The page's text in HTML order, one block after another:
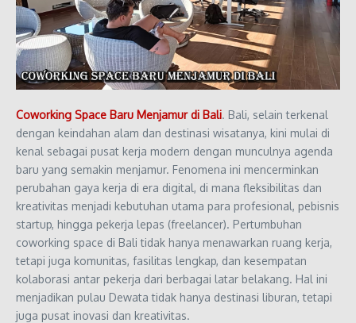
Coworking Space Baru Menjamur di Bali. Bali, selain terkenal
dengan keindahan alam dan destinasi wisatanya, kini mulai di
kenal sebagai pusat kerja modern dengan munculnya agenda
baru yang semakin menjamur. Fenomena ini mencerminkan
perubahan gaya kerja di era digital, di mana fleksibilitas dan
kreativitas menjadi kebutuhan utama para profesional, pebisnis
startup, hingga pekerja lepas (freelancer). Pertumbuhan
coworking space di Bali tidak hanya menawarkan ruang kerja,
tetapi juga komunitas, fasilitas lengkap, dan kesempatan
kolaborasi antar pekerja dari berbagai latar belakang. Hal ini
menjadikan pulau Dewata tidak hanya destinasi liburan, tetapi
juga pusat inovasi dan kreativitas.